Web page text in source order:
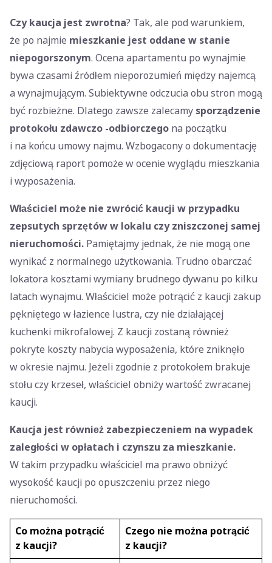
Czy kaucja jest zwrotna? Tak, ale pod warunkiem,
że po najmie mieszkanie jest oddane w stanie
niepogorszonym. Ocena apartamentu po wynajmie
bywa czasami źródłem nieporozumień między najemcą
a wynajmującym. Subiektywne odczucia obu stron mogą
być rozbieżne. Dlatego zawsze zalecamy sporządzenie
protokołu zdawczo -odbiorczego na początku
i na końcu umowy najmu. Wzbogacony o dokumentację
zdjęciową raport pomoże w ocenie wyglądu mieszkania
i wyposażenia.
Właściciel może nie zwrócić kaucji w przypadku
zepsutych sprzętów w lokalu czy zniszczonej samej
nieruchomości. Pamiętajmy jednak, że nie mogą one
wynikać z normalnego użytkowania. Trudno obarczać
lokatora kosztami wymiany brudnego dywanu po kilku
latach wynajmu. Właściciel może potrącić z kaucji zakup
pękniętego w łazience lustra, czy nie działającej
kuchenki mikrofalowej. Z kaucji zostaną również
pokryte koszty nabycia wyposażenia, które zniknęło
w okresie najmu. Jeżeli zgodnie z protokołem brakuje
stołu czy krzeseł, właściciel obniży wartość zwracanej
kaucji.
Kaucja jest również zabezpieczeniem na wypadek
zaległości w opłatach i czynszu za mieszkanie.
W takim przypadku właściciel ma prawo obniżyć
wysokość kaucji po opuszczeniu przez niego
nieruchomości.
Co można potrącić
z kaucji?
Czego nie można potrącić
z kaucji?